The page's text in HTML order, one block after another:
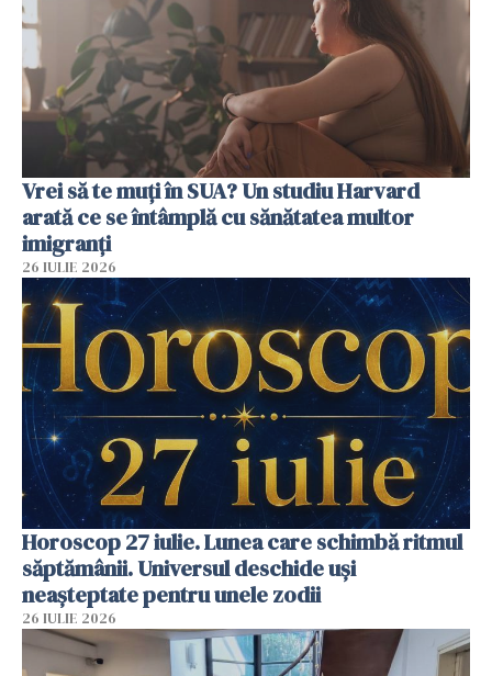
Vrei să te muți în SUA? Un studiu Harvard
arată ce se întâmplă cu sănătatea multor
imigranți
26 IULIE 2026
Horoscop 27 iulie. Lunea care schimbă ritmul
săptămânii. Universul deschide uși
neașteptate pentru unele zodii
26 IULIE 2026